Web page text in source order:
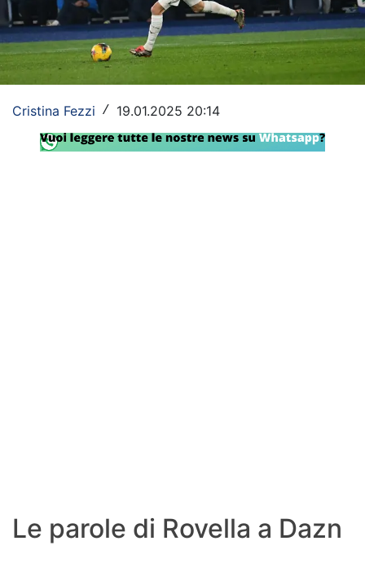
Altri Sport
Formula 1
Tennis
Vela
SHOP LAZIO
Cristina Fezzi / 19.01.2025 20:14
Le parole di Rovella a Dazn